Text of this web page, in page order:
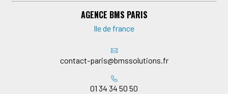
AGENCE BMS PARIS
Ile de france
contact-paris@bmssolutions.fr
01 34 34 50 50